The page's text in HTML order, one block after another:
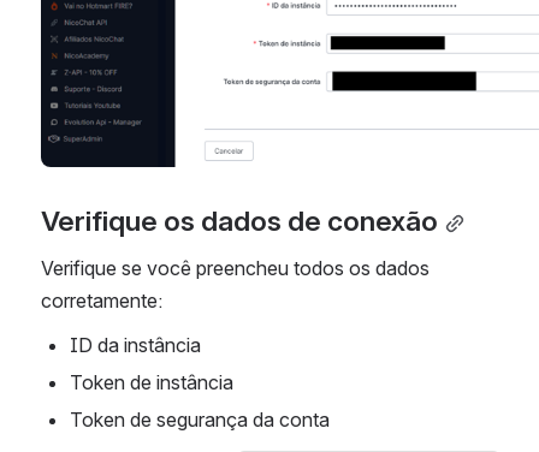
Verifique os dados de conexão
Verifique se você preencheu todos os dados
corretamente:
ID da instância
Token de instância
Token de segurança da conta